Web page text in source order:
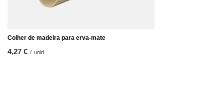
Colher de madeira para erva-mate
4,27 € / unid.